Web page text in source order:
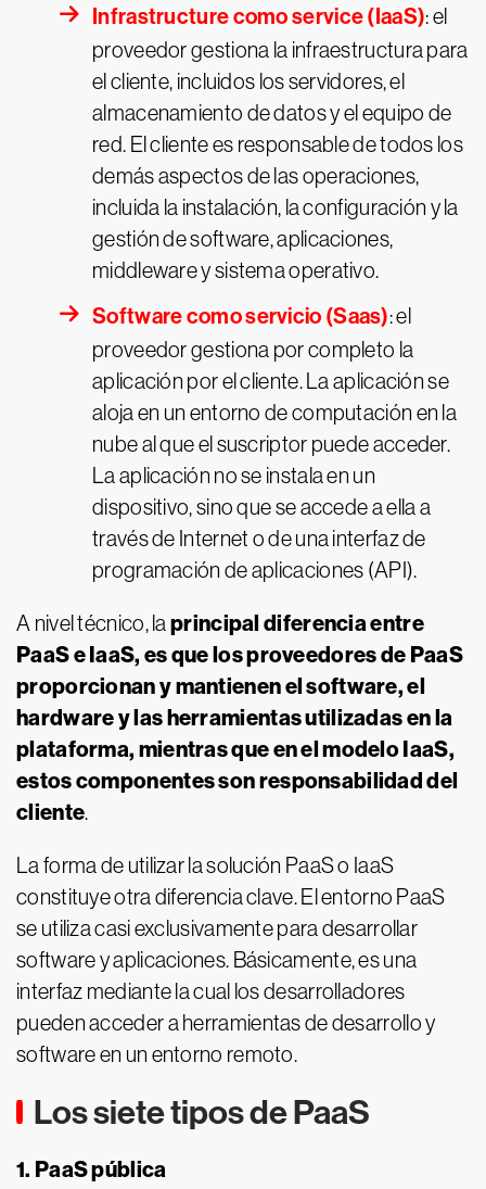
Infrastructure como service (IaaS): el
proveedor gestiona la infraestructura para
el cliente, incluidos los servidores, el
almacenamiento de datos y el equipo de
red. El cliente es responsable de todos los
demás aspectos de las operaciones,
incluida la instalación, la configuración y la
gestión de software, aplicaciones,
middleware y sistema operativo.
Software como servicio (Saas): el
proveedor gestiona por completo la
aplicación por el cliente. La aplicación se
aloja en un entorno de computación en la
nube al que el suscriptor puede acceder.
La aplicación no se instala en un
dispositivo, sino que se accede a ella a
través de Internet o de una interfaz de
programación de aplicaciones (API).
A nivel técnico, la principal diferencia entre
PaaS e IaaS, es que los proveedores de PaaS
proporcionan y mantienen el software, el
hardware y las herramientas utilizadas en la
plataforma, mientras que en el modelo IaaS,
estos componentes son responsabilidad del
cliente.
La forma de utilizar la solución PaaS o IaaS
constituye otra diferencia clave. El entorno PaaS
se utiliza casi exclusivamente para desarrollar
software y aplicaciones. Básicamente, es una
interfaz mediante la cual los desarrolladores
pueden acceder a herramientas de desarrollo y
software en un entorno remoto.
Los siete tipos de PaaS
1. PaaS pública